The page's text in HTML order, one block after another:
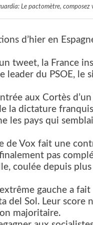
Le pactomètre,
d’hier en
tweet, la France
leader du PSOE, le
aux Cortès
la dictature
les pays qui
de Vox fait une
pas
coulée depuis plus
gauche a
del Sol. Leur score
majoritaire.